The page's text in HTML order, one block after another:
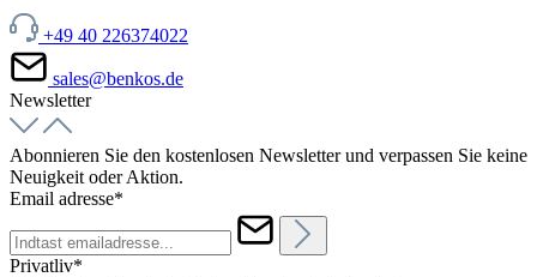
+49 40 226374022
sales@benkos.de
Newsletter
Abonnieren Sie den kostenlosen Newsletter und verpassen Sie keine
Neuigkeit oder Aktion.
Email adresse*
Privatliv*